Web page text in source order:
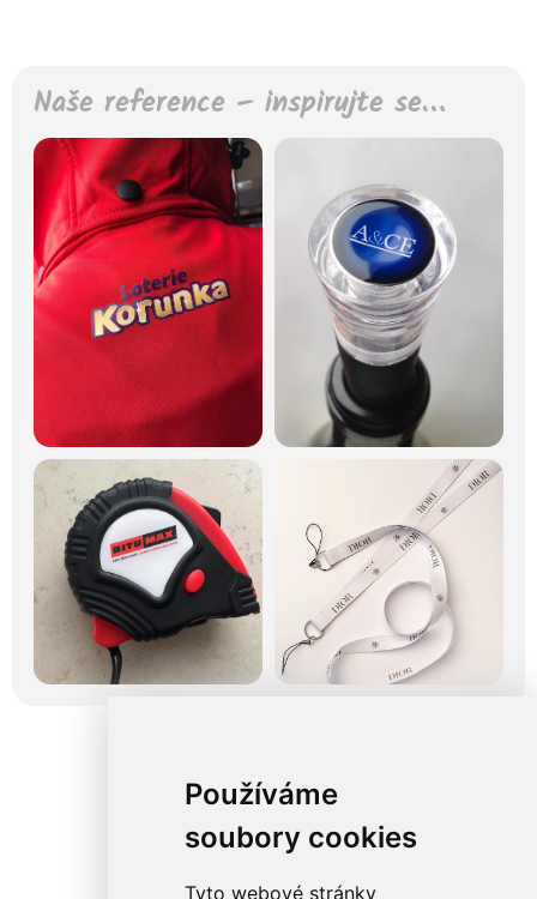
Používáme
soubory cookies
Tyto webové stránky
Naše reference – inspirujte se…